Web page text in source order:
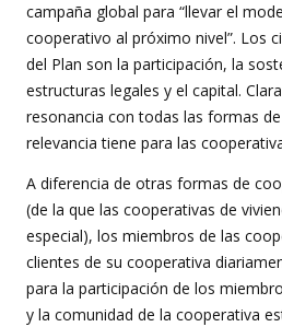
campaña global para “llevar el
cooperativo al próximo nivel”. Los
del Plan son la participación, la
estructuras legales y el capital.
resonancia con todas las formas
relevancia tiene para las
A diferencia de otras formas de
(de la que las cooperativas de
especial), los miembros de las
clientes de su cooperativa
para la participación de los
y la comunidad de la cooperativa